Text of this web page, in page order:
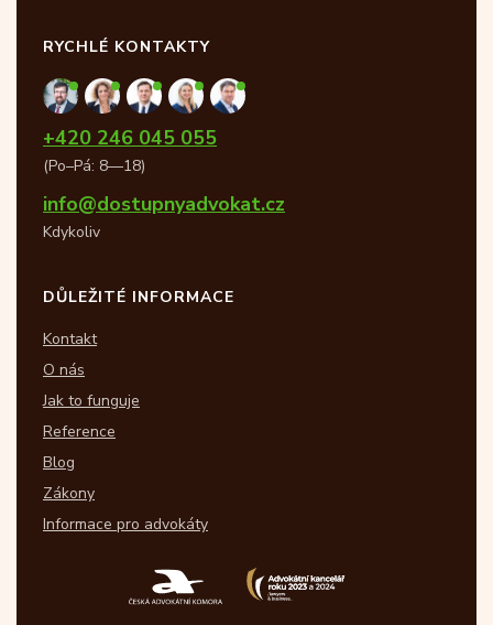
RYCHLÉ KONTAKTY
+420 246 045 055
(Po–Pá: 8—18)
info@dostupnyadvokat.cz
Kdykoliv
DŮLEŽITÉ INFORMACE
Kontakt
O nás
Jak to funguje
Reference
Blog
Zákony
Informace pro advokáty